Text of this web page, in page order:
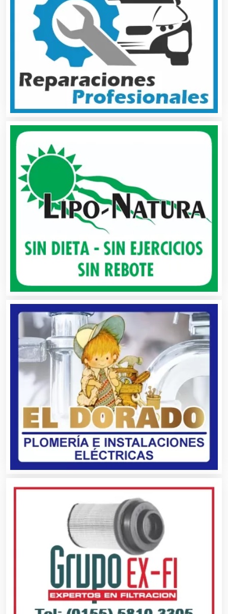
Asociaciones Civiles
Asociaciones Empresariales
Audio, Sonido e Iluminación
Audios para Eventos
Autobuses
Automatización
Automóviles Nuevos y Usados
Avaluos
Balnearios
Banquetes
Basculas
Bebidas
Belleza